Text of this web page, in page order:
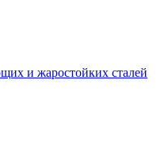
и жаростойких сталей